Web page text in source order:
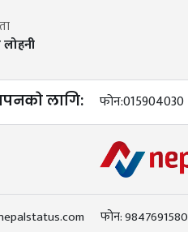
लागि: फोन:015904030
फोन:9847691580